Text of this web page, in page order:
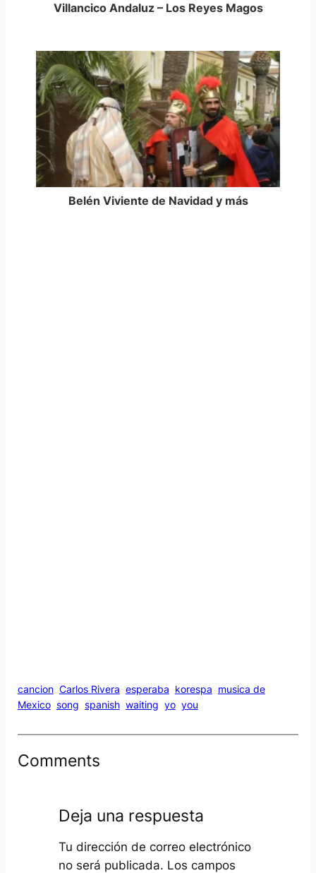
Villancico Andaluz – Los Reyes Magos
Belén Viviente de Navidad y más
cancion Carlos Rivera esperaba korespa musica de
Mexico song spanish waiting yo you
Comments
Deja una respuesta
Tu dirección de correo electrónico
no será publicada. Los campos